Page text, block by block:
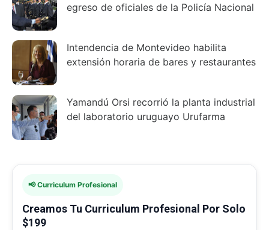
egreso de oficiales de la Policía Nacional
Intendencia de Montevideo habilita
extensión horaria de bares y restaurantes
Yamandú Orsi recorrió la planta industrial
del laboratorio uruguayo Urufarma
📢 Curriculum Profesional
Creamos Tu Curriculum Profesional Por Solo
$199